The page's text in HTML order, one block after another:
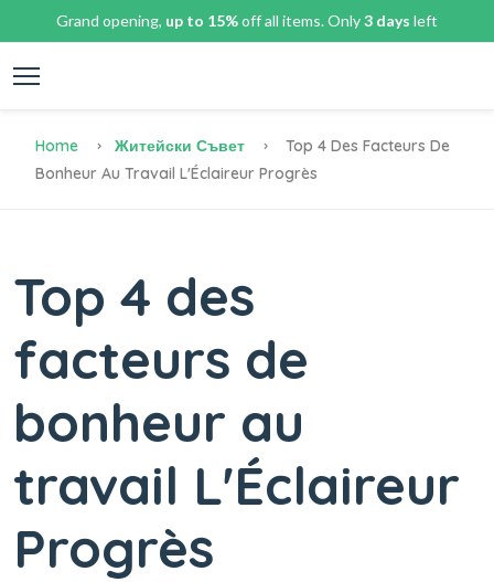
Grand opening, up to 15%off all items. Only3 days left
Home Житейски Съвет
Top 4 Des Facteurs De
Bonheur Au Travail L'Éclaireur Progrès
Top 4 des
facteurs de
bonheur au
travail L'Éclaireur
Progrès